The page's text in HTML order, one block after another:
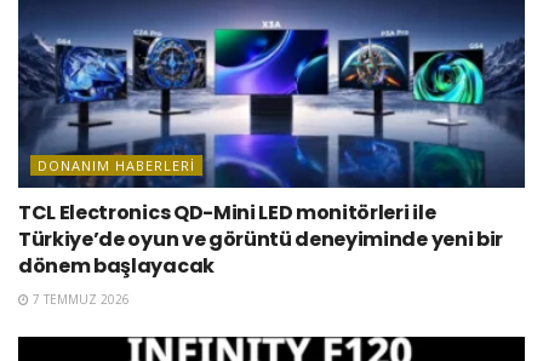
DONANIM HABERLERI
TCL Electronics QD-Mini LED monitörleri ile
Türkiye’de oyun ve görüntü deneyiminde yeni bir
dönem başlayacak
7 TEMMUZ 2026